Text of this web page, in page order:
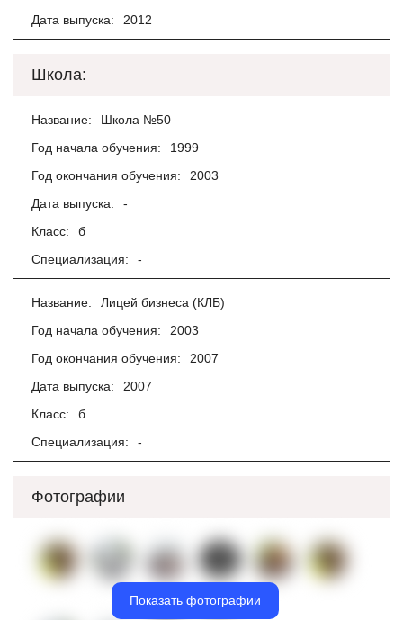
Дата выпуска:
2012
Школа:
Название:
Школа №50
Год начала обучения:
1999
Год окончания обучения:
2003
Дата выпуска:
-
Класс:
б
Специализация:
-
Название:
Лицей бизнеса (КЛБ)
Год начала обучения:
2003
Год окончания обучения:
2007
Дата выпуска:
2007
Класс:
б
Специализация:
-
Фотографии
Показать фотографии